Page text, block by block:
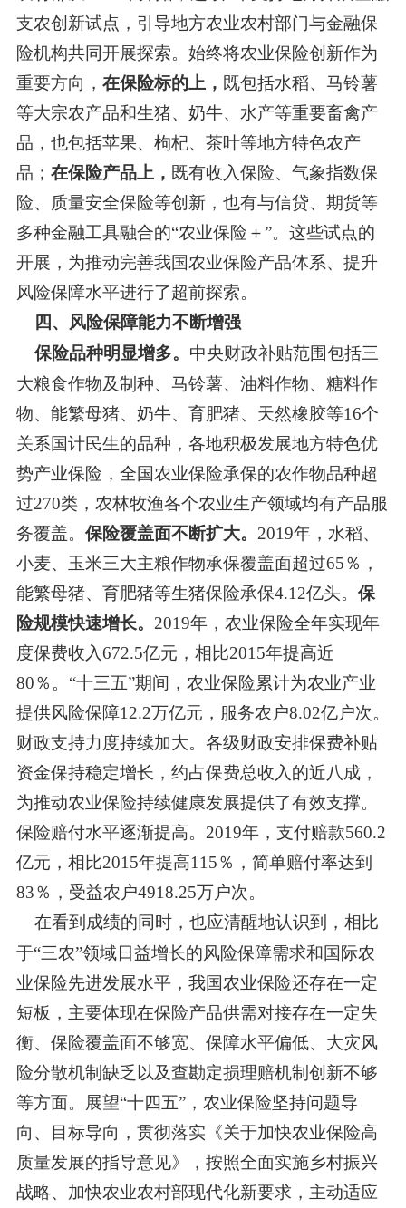
支农创新试点，引导地方农业农村部门与金融保
险机构共同开展探索。始终将农业保险创新作为
重要方向， 在保险标的上， 既包括水稻、马铃薯
等大宗农产品和生猪、奶牛、水产等重要畜禽产
品，也包括苹果、枸杞、茶叶等地方特色农产
品； 在保险产品上， 既有收入保险、气象指数保
险、质量安全保险等创新，也有与信贷、期货等
多种金融工具融合的“农业保险＋”。这些试点的
开展，为推动完善我国农业保险产品体系、提升
风险保障水平进行了超前探索。
四、风险保障能力不断增强
保险品种明显增多。 中央财政补贴范围包括三
大粮食作物及制种、马铃薯、油料作物、糖料作
物、能繁母猪、奶牛、育肥猪、天然橡胶等16个
关系国计民生的品种，各地积极发展地方特色优
势产业保险，全国农业保险承保的农作物品种超
过270类，农林牧渔各个农业生产领域均有产品服
务覆盖。 保险覆盖面不断扩大。 2019年，水稻、
小麦、玉米三大主粮作物承保覆盖面超过65％，
能繁母猪、育肥猪等生猪保险承保4.12亿头。 保
险规模快速增长。 2019年，农业保险全年实现年
度保费收入672.5亿元，相比2015年提高近
80％。“十三五”期间，农业保险累计为农业产业
提供风险保障12.2万亿元，服务农户8.02亿户次。
财政支持力度持续加大。各级财政安排保费补贴
资金保持稳定增长，约占保费总收入的近八成，
为推动农业保险持续健康发展提供了有效支撑。
保险赔付水平逐渐提高。 2019年，支付赔款560.2
亿元，相比2015年提高115％，简单赔付率达到
83％，受益农户4918.25万户次。
在看到成绩的同时，也应清醒地认识到，相比
于“三农”领域日益增长的风险保障需求和国际农
业保险先进发展水平，我国农业保险还存在一定
短板，主要体现在保险产品供需对接存在一定失
衡、保险覆盖面不够宽、保障水平偏低、大灾风
险分散机制缺乏以及查勘定损理赔机制创新不够
等方面。展望“十四五”，农业保险坚持问题导
向、目标导向，贯彻落实《关于加快农业保险高
质量发展的指导意见》，按照全面实施乡村振兴
战略、加快农业农村部现代化新要求，主动适应